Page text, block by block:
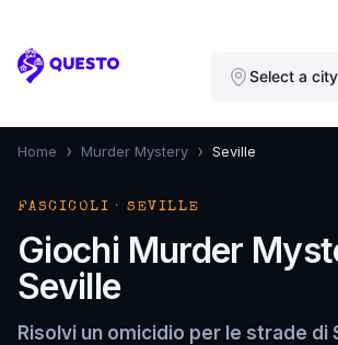
Questo Select a city
Home › Murder Mystery › Seville
FASCICOLI · SEVILLE
Giochi Murder
Seville
Risolvi un omicidio per le strade di